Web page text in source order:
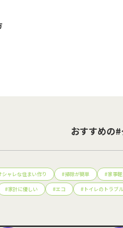
おすすめの
シャレな住まい作り #掃除が簡単 #家事
#家計に優しい #エコ # トイレのトラブル